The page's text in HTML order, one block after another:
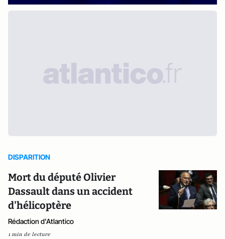
DISPARITION
Mort du député Olivier
Dassault dans un accident
d'hélicoptère
Rédaction d'Atlantico
1 min de lecture